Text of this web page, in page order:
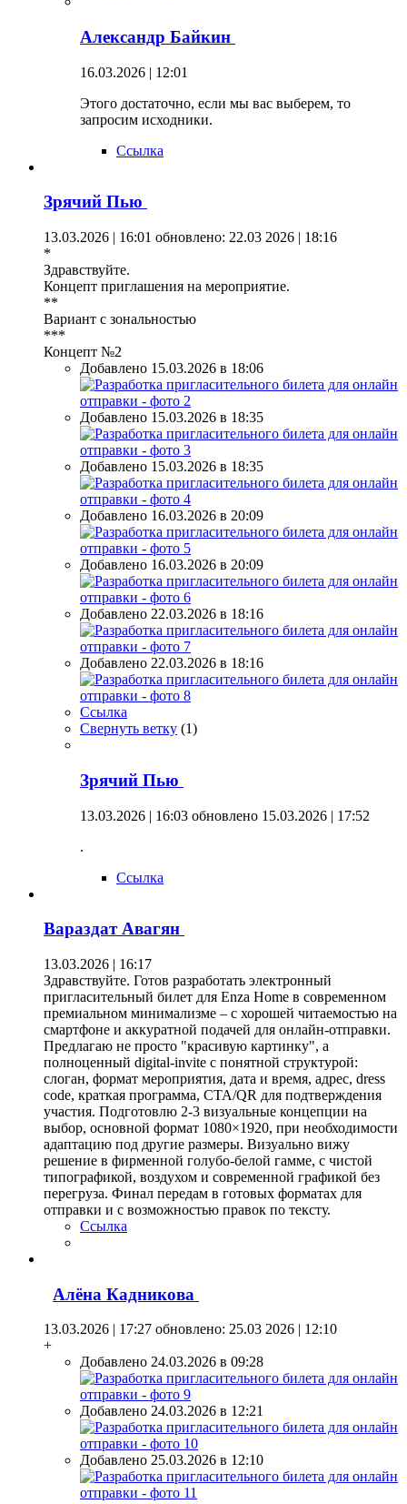
Александр Байкин
16.03.2026 | 12:01
Этого достаточно, если мы вас выберем, то
запросим исходники.
Ссылка
Зрячий Пью
13.03.2026 | 16:01 обновлено: 22.03 2026 | 18:16
*
Здравствуйте.
Концепт приглашения на мероприятие.
**
Вариант с зональностью
***
Концепт №2
Добавлено 15.03.2026 в 18:06
Добавлено 15.03.2026 в 18:35
Добавлено 15.03.2026 в 18:35
Добавлено 16.03.2026 в 20:09
Добавлено 16.03.2026 в 20:09
Добавлено 22.03.2026 в 18:16
Добавлено 22.03.2026 в 18:16
Ссылка
Свернуть ветку (1)
Зрячий Пью
13.03.2026 | 16:03 обновлено 15.03.2026 | 17:52
.
Ссылка
Вараздат Авагян
13.03.2026 | 16:17
Здравствуйте. Готов разработать электронный
пригласительный билет для Enza Home в современном
премиальном минимализме – с хорошей читаемостью на
смартфоне и аккуратной подачей для онлайн-отправки.
Предлагаю не просто "красивую картинку", а
полноценный digital-invite с понятной структурой:
слоган, формат мероприятия, дата и время, адрес, dress
code, краткая программа, CTA/QR для подтверждения
участия. Подготовлю 2-3 визуальные концепции на
выбор, основной формат 1080×1920, при необходимости
адаптацию под другие размеры. Визуально вижу
решение в фирменной голубо-белой гамме, с чистой
типографикой, воздухом и современной графикой без
перегруза. Финал передам в готовых форматах для
отправки и с возможностью правок по тексту.
Ссылка
Алёна Кадникова
13.03.2026 | 17:27 обновлено: 25.03 2026 | 12:10
+
Добавлено 24.03.2026 в 09:28
Добавлено 24.03.2026 в 12:21
Добавлено 25.03.2026 в 12:10